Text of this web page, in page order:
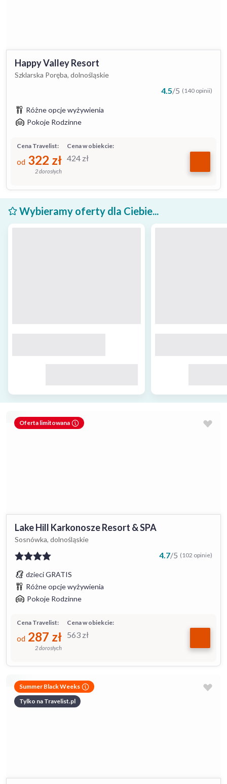
Happy Valley Resort
Szklarska Poręba, dolnośląskie
4.5/5 (140 opinii)
Różne opcje wyżywienia
Pokoje Rodzinne
Cena w obiekcie:
424 zł
Cena Travelist:
od 322 zł
2 dorosłych
Wybieramy oferty dla Ciebie...
Oferta limitowana
Lake Hill Karkonosze Resort & SPA
Sosnówka, dolnośląskie
4.7/5 (102 opinie)
dzieci GRATIS
Różne opcje wyżywienia
Pokoje Rodzinne
Cena w obiekcie:
563 zł
Cena Travelist:
od 287 zł
2 dorosłych
Summer Black Weeks
Tylko na Travelist.pl